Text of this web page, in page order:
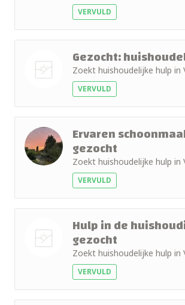
VERVULD
foto
Gezocht:
Zoekt huishoudelijke hulp in
VERVULD
Ervaren
gezocht
Zoekt huishoudelijke hulp in
VERVULD
Hulp in de
gezocht
Zoekt huishoudelijke hulp in
VERVULD